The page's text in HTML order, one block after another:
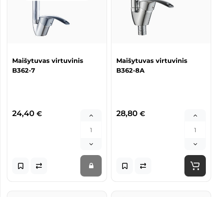
Maišytuvas virtuvinis
B362-7
24,40 €
Maišytuvas virtuvinis
B362-8A
28,80 €